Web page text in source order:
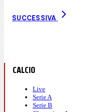
SUCCESSIVA
CALCIO
Live
Serie A
Serie B